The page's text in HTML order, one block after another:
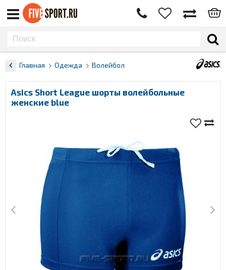
Главная Одежда Волейбол
Asics Short League шорты волейбольные
женские blue